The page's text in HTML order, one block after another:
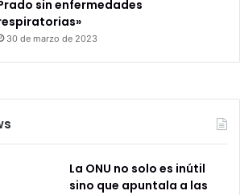
sin enfermedades
30 de marzo de 2023
La ONU no solo es inútil
sino que apuntala a las